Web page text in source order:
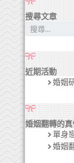
搜尋文章
近期活動
婚姻
婚姻翻轉的
單身
婚姻